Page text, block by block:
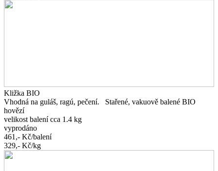
Kližka BIO
Vhodná na guláš, ragú, pečení. Stařené, vakuově balené BIO
hovězí
velikost balení cca 1.4 kg
vyprodáno
461,- Kč/balení
329,- Kč/kg